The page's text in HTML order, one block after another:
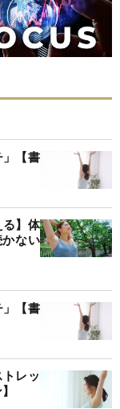
【書
る】体
ない
【書
レッ